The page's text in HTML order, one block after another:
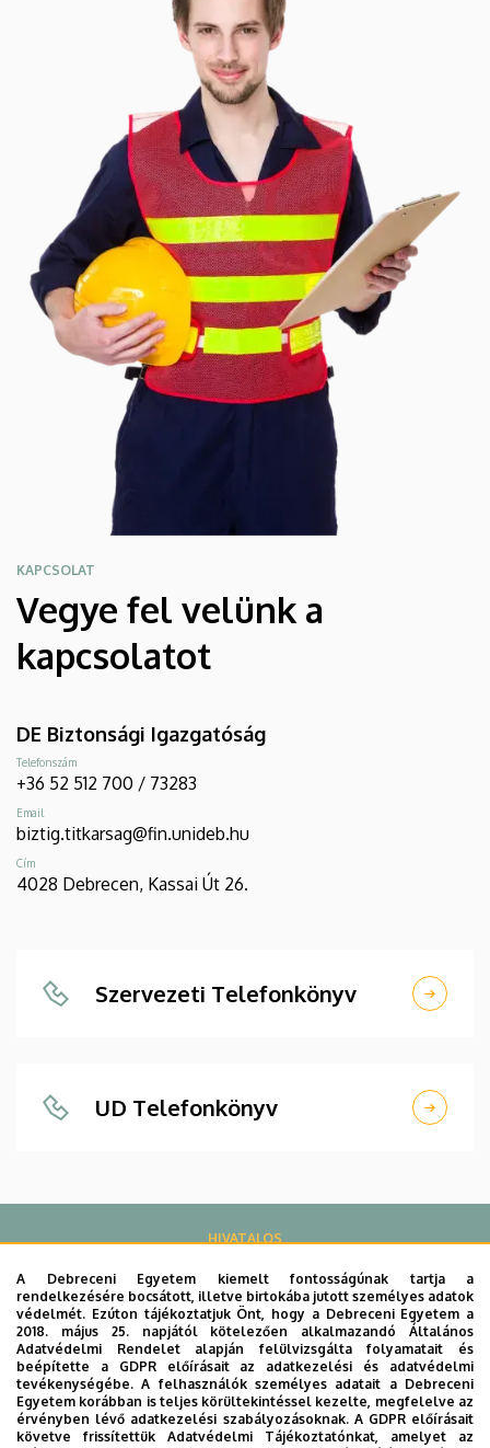
KAPCSOLAT
Vegye fel velünk a
kapcsolatot
DE Biztonsági Igazgatóság
Telefonszám
+36 52 512 700 / 73283
Email
biztig.titkarsag@fin.unideb.hu
Cím
4028 Debrecen, Kassai Út 26.
Szervezeti Telefonkönyv
UD Telefonkönyv
HIVATALOS
Közlemények
E-Szervezet
A Debreceni Egyetem kiemelt fontosságúnak tartja a
rendelkezésére bocsátott, illetve birtokába jutott személyes adatok
védelmét. Ezúton tájékoztatjuk Önt, hogy a Debreceni Egyetem a
2018. május 25. napjától kötelezően alkalmazandó Általános
Adatvédelmi Rendelet alapján felülvizsgálta folyamatait és
beépítette a GDPR előírásait az adatkezelési és adatvédelmi
tevékenységébe. A felhasználók személyes adatait a Debreceni
Egyetem korábban is teljes körültekintéssel kezelte, megfelelve az
érvényben lévő adatkezelési szabályozásoknak. A GDPR előírásait
követve frissítettük Adatvédelmi Tájékoztatónkat, amelyet az